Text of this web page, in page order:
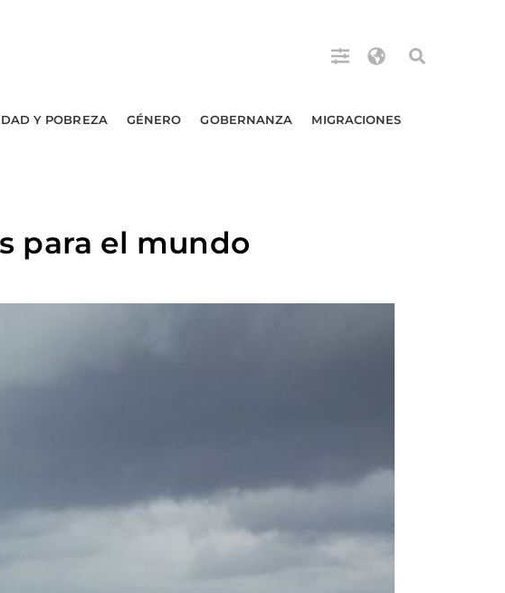
Y POBREZA GÉNERO GOBERNANZA MIGRACIONES
para el mundo